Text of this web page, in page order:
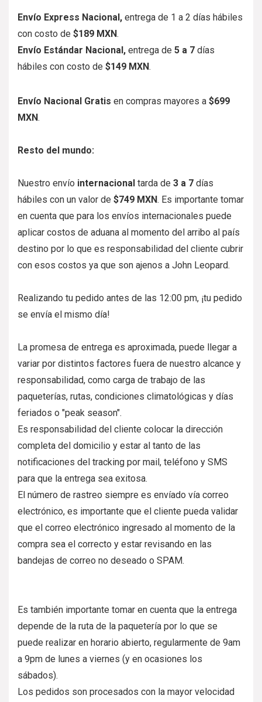
Envío Express Nacional, entrega de 1 a 2 días hábiles
con costo de $189 MXN.
Envío Estándar Nacional, entrega de 5 a 7 días
hábiles con costo de $149 MXN.
Envío Nacional Gratis en compras mayores a $699
MXN.
Resto del mundo:
Nuestro envío internacional tarda de 3 a 7 días
hábiles con un valor de $749 MXN. Es importante tomar
en cuenta que para los envíos internacionales puede
aplicar costos de aduana al momento del arribo al país
destino por lo que es responsabilidad del cliente cubrir
con esos costos ya que son ajenos a John Leopard.
Realizando tu pedido antes de las 12:00 pm, ¡tu pedido
se envía el mismo día!
La promesa de entrega es aproximada, puede llegar a
variar por distintos factores fuera de nuestro alcance y
responsabilidad, como carga de trabajo de las
paqueterías, rutas, condiciones climatológicas y días
feriados o "peak season".
Es responsabilidad del cliente colocar la dirección
completa del domicilio y estar al tanto de las
notificaciones del tracking por mail, teléfono y SMS
para que la entrega sea exitosa.
El número de rastreo siempre es envíado vía correo
electrónico, es importante que el cliente pueda validar
que el correo electrónico ingresado al momento de la
compra sea el correcto y estar revisando en las
bandejas de correo no deseado o SPAM.
Es también importante tomar en cuenta que la entrega
depende de la ruta de la paquetería por lo que se
puede realizar en horario abierto, regularmente de 9am
a 9pm de lunes a viernes (y en ocasiones los
sábados).
Los pedidos son procesados con la mayor velocidad